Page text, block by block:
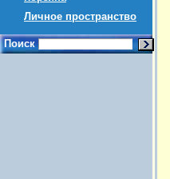
Личное пространство
Поиск